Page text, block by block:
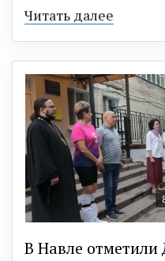
Читать далее
В Навле отметили